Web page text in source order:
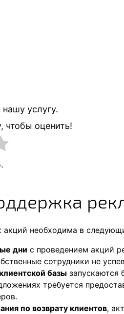
услугу.
чтобы оценить!
необходима в
дни с проведением акций
сотрудники не
базы запускаются
требуется
по возврату клиентов,